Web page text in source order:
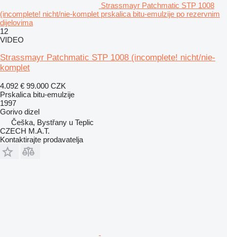
Strassmayr Patchmatic STP 1008
(incomplete! nicht/nie-komplet prskalica bitu-emulzije po rezervnim
dijelovima
12
VIDEO
Strassmayr Patchmatic STP 1008 (incomplete! nicht/nie-
komplet
4.092 € 99.000 CZK
Prskalica bitu-emulzije
1997
Gorivo dizel
Češka, Bystřany u Teplic
CZECH M.A.T.
Kontaktirajte prodavatelja